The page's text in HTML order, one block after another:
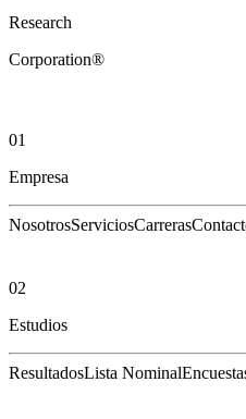
Research
Corporation®
01
Empresa
NosotrosServiciosCarreras
02
Estudios
ResultadosLista Nominal